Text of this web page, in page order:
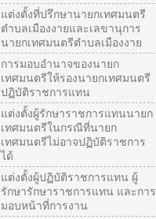
แต่งตั้งที่ปรึกษานายกเทศมนตรี
ตำบลเมืองงายและเลขานุการ
นายกเทศมนตรีตำบลเมืองงาย
การมอบอำนาจของนายก
เทศมนตรีให้รองนายกเทศมนตรี
ปฏิบัติราชการแทน
แต่งตั้งผู้รักษาราชการแทนนายก
เทศมนตรีในกรณีที่นายก
เทศมนตรีไม่อาจปฏิบัติราชการ
ได้
แต่งตั้งผู้ปฏิบัติราชการแทน ผู้
รักษารักษาราชการแทน และการ
มอบหน้าที่การงาน